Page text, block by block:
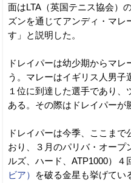
面はLTA（英国テニス協会）
ズンを通じてアンディ・マレ
す」と説明した。
ドレイパーは幼少期からマ
う。マレーはイギリス人男子
１位に到達した選手であり
ある。その際はドレイパーが
ドレイパーは今季、ここま
おり、３月のパリバ・オープ
ルズ、ハード、ATP1000）４
ビア）
を破る金星も挙げてい